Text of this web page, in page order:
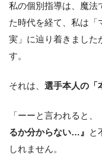
私の個別指導は、魔法
た時代を経て、私は「
実」に辿り着きました
す。
それは、 選手本人の「
「ーーと言われると、
るか分からない…』
と
しれません。